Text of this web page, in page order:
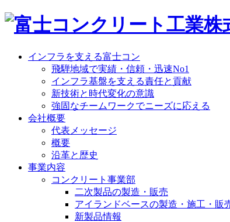
インフラを支える富士コン
飛騨地域で実績・信頼・迅速No1
インフラ基盤を支える責任と貢献
新技術と時代変化の意識
強固なチームワークでニーズに応える
会社概要
代表メッセージ
概要
沿革と歴史
事業内容
コンクリート事業部
二次製品の製造・販売
アイランドベースの製造・施工・販
新製品情報